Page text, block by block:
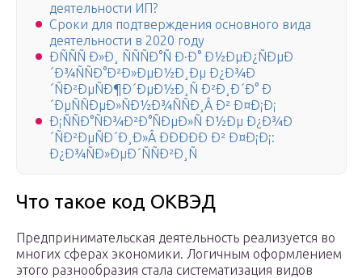
деятельности ИП?
Сроки для подтверждения основного вида
деятельности в 2020 году
ÐÑÑÑ Ð»Ð¸ ÑÑÑÐ°Ñ Ð·Ð° Ð½ÐµÐ¿ÑÐµÐ
´Ð¾ÑÑÐ°Ð²Ð»ÐµÐ½Ð¸Ðµ Ð¿Ð¾Ð
´ÑÐ²ÐµÑÐ¶Ð´ÐµÐ½Ð¸Ñ Ð²Ð¸Ð´Ð° Ð
´ÐµÑÑÐµÐ»ÑÐ½Ð¾ÑÑÐ¸Â Ð² Ð¤Ð¡Ð¡
Ð¡ÑÑÐ°ÑÐ¾Ð²Ð°ÑÐµÐ»Ñ Ð½Ðµ Ð¿Ð¾Ð
´ÑÐ²ÐµÑÐ´Ð¸Ð»Â ÐÐÐÐ­Ð Ð² Ð¤Ð¡Ð¡:
Ð¿Ð¾ÑÐ»ÐµÐ´ÑÑÐ²Ð¸Ñ
Что такое код ОКВЭД
Предпринимательская деятельность реализуется во
многих сферах экономики. Логичным оформлением
этого разнообразия стала систематизация видов